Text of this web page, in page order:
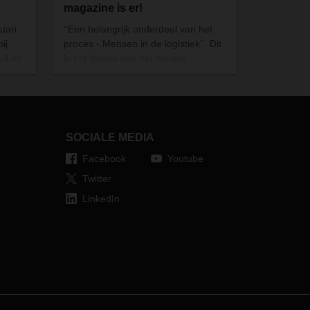
magazine is er!
‘’Een belangrijk onderdeel van het
proces - Mensen in de logistiek’’. Dit
SOCIALE MEDIA
Facebook
Twitter
LinkedIn
Youtube